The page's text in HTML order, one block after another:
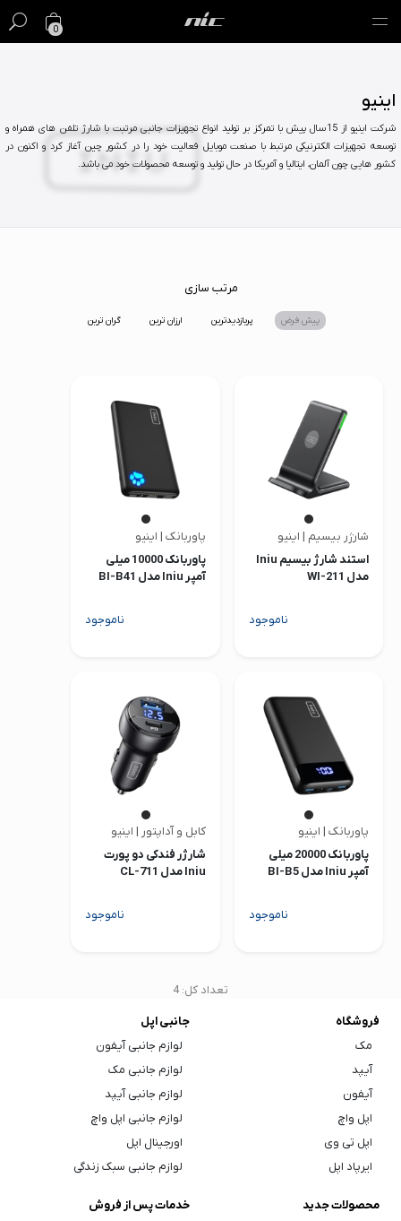
0
فروش ویژه
مک
اپل واچ
صدا و تصویر
قیمت روز
محصولات کارکرده
تماس با ما
خواندنی ها
اینیو
شرکت اینیو از 15سال پیش با تمرکز بر تولید انواع تجهیزات جانبی مرتبت با شارژ تلفن های همراه و
توسعه تجهیزات الکترنیکی مرتبط با صنعت موبایل فعالیت خود را در کشور چین آغاز کرد و اکنون در
کشور هایی چون آلمان، ایتالیا و آمریکا در حال تولید و توسعه محصولات خود می باشد.
مرتب سازی
پیش فرض پربازدیدترین ارزان ترین گران ترین
شارژر بیسیم | اینیو
استند شارژ بیسیم Iniu
مدل WI-211
ناموجود
پاوربانک | اینیو
پاوربانک 10000 میلی
آمپر Iniu مدل BI-B41
ناموجود
پاوربانک | اینیو
پاوربانک 20000 میلی
آمپر Iniu مدل BI-B5
ناموجود
کابل و آداپتور | اینیو
شارژر فندکی دو پورت
Iniu مدل CL-711
ناموجود
تعداد کل: 4
فروشگاه
مک
آیپد
آیفون
اپل واچ
اپل تی وی
ایرپاد اپل
جانبی اپل
لوازم جانبی آیفون
لوازم جانبی مک
لوازم جانبی آیپد
لوازم جانبی اپل واچ
اورجینال اپل
لوازم جانبی سبک زندگی
محصولات جدید
خدمات پس از فروش